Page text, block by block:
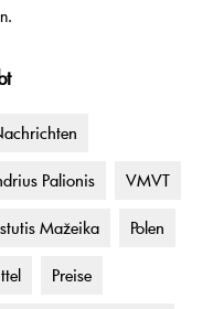
Palionis VMVT
Mažeika Polen
Preise